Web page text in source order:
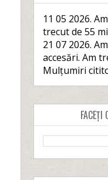
11 05 2026.
trecut de 55
21 07 2026.
accesări. Am
Mulțumiri
FACEȚI